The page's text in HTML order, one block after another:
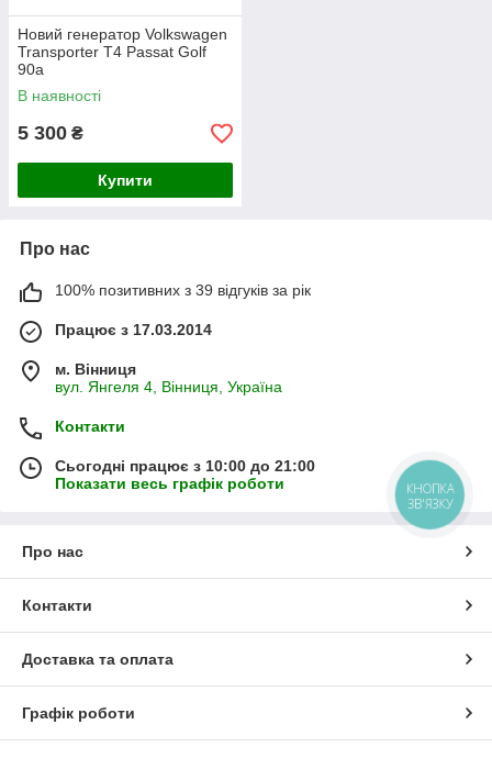
Новий генератор Volkswagen
Transporter T4 Passat Golf
90а
В наявності
5 300 ₴
Купити
Про нас
100% позитивних з 39 відгуків за рік
Працює з 17.03.2014
м. Вінниця
вул. Янгеля 4, Вінниця, Україна
Контакти
Сьогодні працює з 10:00 до 21:00
Показати весь графік роботи
Про нас
Контакти
Доставка та оплата
Графік роботи
КНОПКА
ЗВ'ЯЗКУ